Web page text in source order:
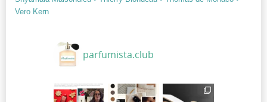
Vero Kern
parfumista.club